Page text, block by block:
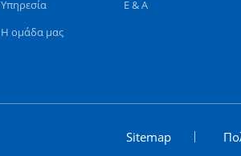
Υπηρεσία
Η ομάδα μας
Ε & Α
Sitemap